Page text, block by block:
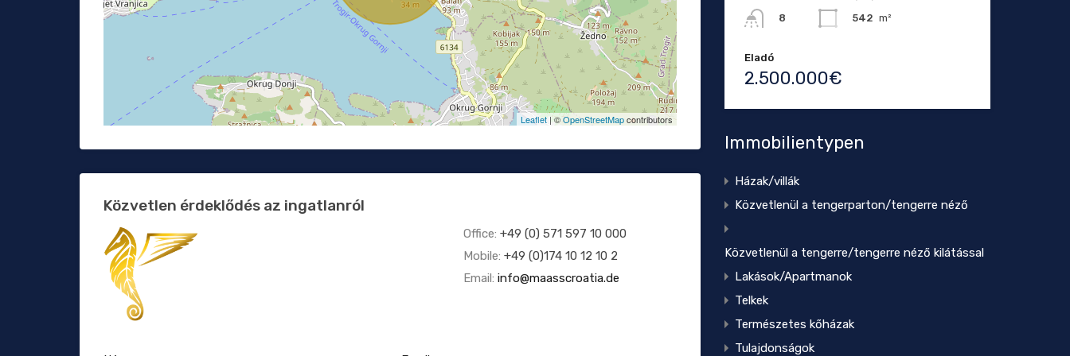
Leaflet| ©OpenStreetMapcontributors
Közvetlen érdeklődés az ingatlanról
Office: +49 (0) 571 597 10 000
Mobile: +49 (0)174 10 12 10 2
Email: info@maasscroatia.de
8
542 m²
Eladó
2.500.000€
Immobilientypen
Házak/villák
Közvetlenül a tengerparton/tengerre néző
Közvetlenül a tengerre/tengerre néző kilátással
Lakások/Apartmanok
Telkek
Természetes kőházak
Tulajdonságok